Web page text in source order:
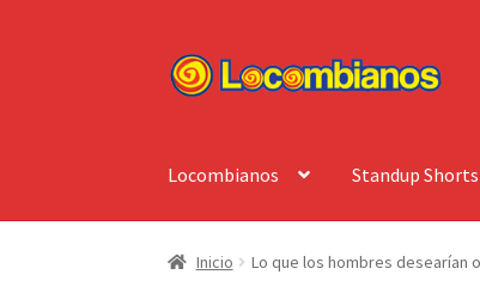
Ir
a
Ir
al
Locombianos Standup Shorts
Inicio Lo que los hombres desearían